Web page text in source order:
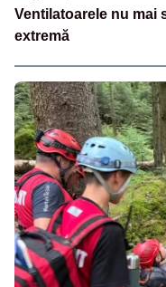
Ventilatoarele nu mai
extremă